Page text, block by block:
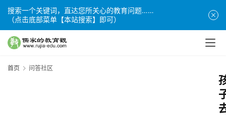
搜索一个关键词，直达您所关心的教育问题……
（点击底部菜单【本站搜索】即可）
首页 问答社区